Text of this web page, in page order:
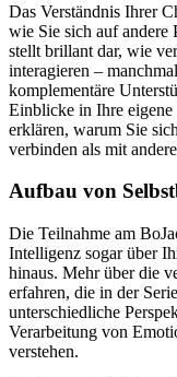
Das Verständnis Ihrer
wie Sie sich auf andere
stellt brillant dar, wie
interagieren –
komplementäre
Einblicke in Ihre
erklären, warum Sie
verbinden als mit
Aufbau von
Die Teilnahme am
Intelligenz sogar über
hinaus. Mehr über die
erfahren, die in der
unterschiedliche
Verarbeitung von
verstehen.